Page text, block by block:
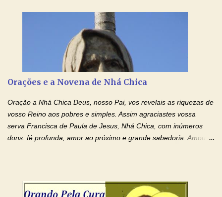
ensanguentadas, chagadas e abertas, sobre mim, neste
momento. Sinto-me completamente sem forças para prosseguir,
carregando as minhas cruzes. Preciso que a força e o poder de
Tuas Mãos, que suportaram a mais profunda dor ao serem
pregadas na Cruz, reergam-me e curem-me agora. Jesus, não
peço somente por mim, mas também por todos aqueles que mais
amo. Nós precisamos desesperadamente de cura física e
espiritual, através do toque consolador de tuas Mãos
ensanguentadas e infinitamente poderosas. Eu reconheço,
apesar de toda a minha limitação e da infinidade dos meus ...
Orações e a Novena de Nhá Chica
Oração a Nhá Chica Deus, nosso Pai, vos revelais as riquezas de
vosso Reino aos pobres e simples. Assim agraciastes vossa
serva Francisca de Paula de Jesus, Nhá Chica, com inúmeros
dons: fé profunda, amor ao próximo e grande sabedoria. Amou a
Senhor Jesus Cristo, vosso Filho, na unidade do Espírito Santo.